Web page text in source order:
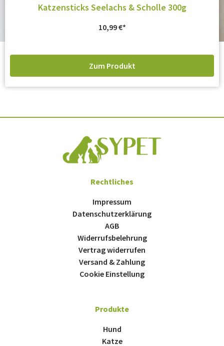
Katzensticks Seelachs & Scholle 300g
10,99€
Zum Produkt
Rechtliches
Impressum
Datenschutzerklärung
AGB
Widerrufsbelehrung
Vertrag widerrufen
Versand & Zahlung
Cookie Einstellung
Produkte
Hund
Katze